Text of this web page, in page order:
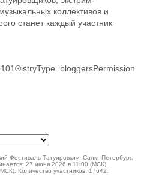
коллективов и
станет каждый участник
Фестиваль Татуировки», Санкт-Петербург,
27 июня 2026 в 11:00 (МСК).
Количество участников: 17642.